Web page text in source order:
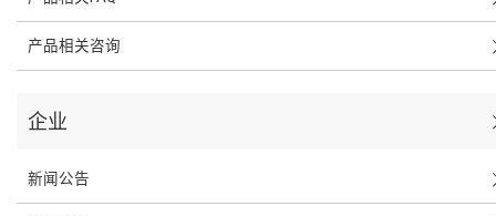
产品相关咨询
企业
新闻公告